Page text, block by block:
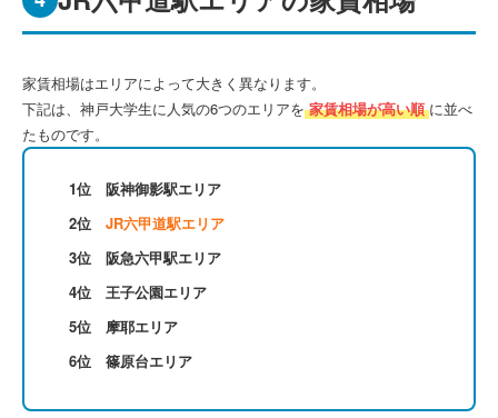
家賃相場はエリアによって大きく異なります。
下記は、神戸大学生に人気の6つのエリアを 家賃相場が高い順 に並べ
たものです。
1位 阪神御影駅エリア
2位 JR六甲道駅エリア
3位 阪急六甲駅エリア
4位 王子公園エリア
5位 摩耶エリア
6位 篠原台エリア